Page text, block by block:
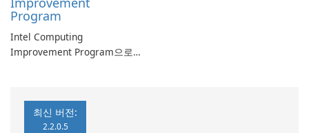
Program
Intel Computing
Improvement Program으로
최신 버전:
2.2.0.5